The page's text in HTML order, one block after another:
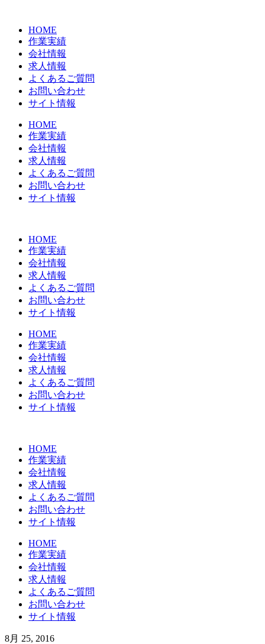
HOME
作業実績
会社情報
求人情報
よくあるご質問
お問い合わせ
サイト情報
HOME
作業実績
会社情報
求人情報
よくあるご質問
お問い合わせ
サイト情報
HOME
作業実績
会社情報
求人情報
よくあるご質問
お問い合わせ
サイト情報
HOME
作業実績
会社情報
求人情報
よくあるご質問
お問い合わせ
サイト情報
HOME
作業実績
会社情報
求人情報
よくあるご質問
お問い合わせ
サイト情報
HOME
作業実績
会社情報
求人情報
よくあるご質問
お問い合わせ
サイト情報
8月 25, 2016